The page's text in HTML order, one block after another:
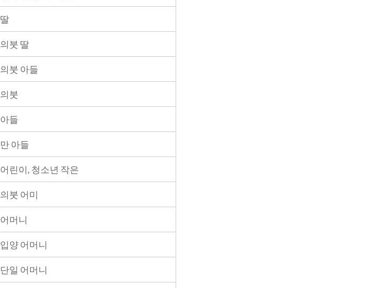
딸
의붓 딸
의붓 아들
의붓
아들
만 아들
어린이, 청소년 작​​은
의붓 어미
어머니
입양 어머니
단일 어머니